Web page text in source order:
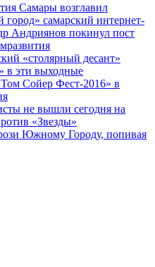
Самары возглавил
город» самарский интернет-
Андриянов покинул пост
«столярный десант»
в эти выходные
Сойер Фест-2016» в
не вышли сегодня на
«Звезды»
Южному Городу, попивая